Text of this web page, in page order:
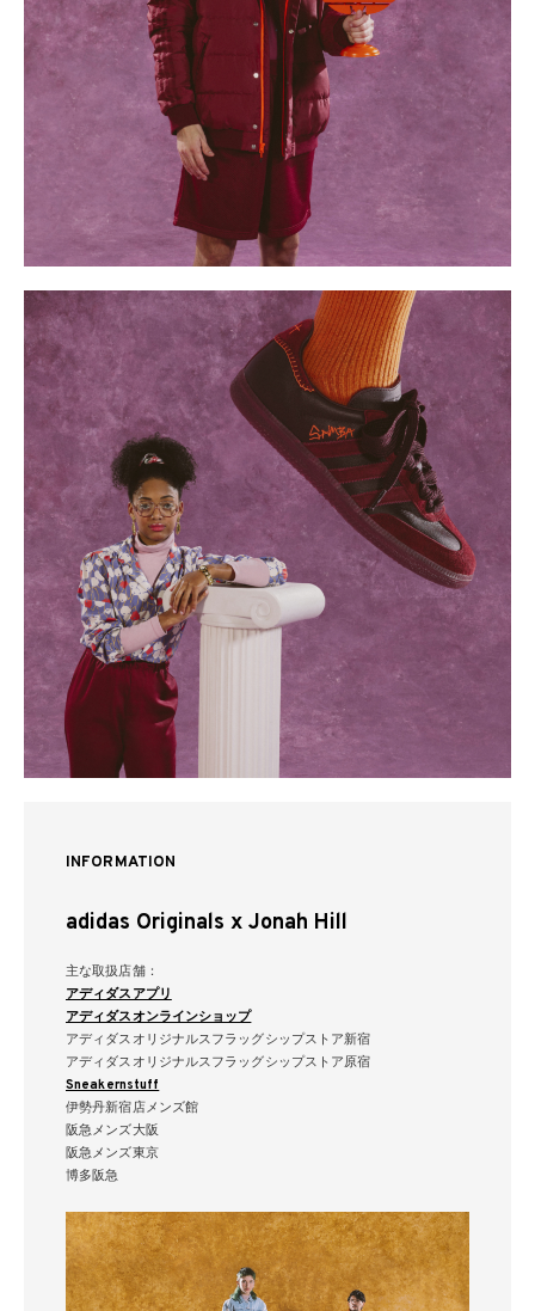
INFORMATION
adidas Originals x Jonah Hill
主な取扱店舗：
アディダスアプリ
アディダスオンラインショップ
アディダスオリジナルスフラッグシップストア新宿
アディダスオリジナルスフラッグシップストア原宿
Sneakernstuff
伊勢丹新宿店メンズ館
阪急メンズ大阪
阪急メンズ東京
博多阪急